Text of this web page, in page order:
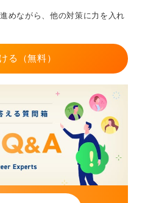
とをやらされるわけではあ
さい。
めながら、他の対策に力を入れ
る（無料）